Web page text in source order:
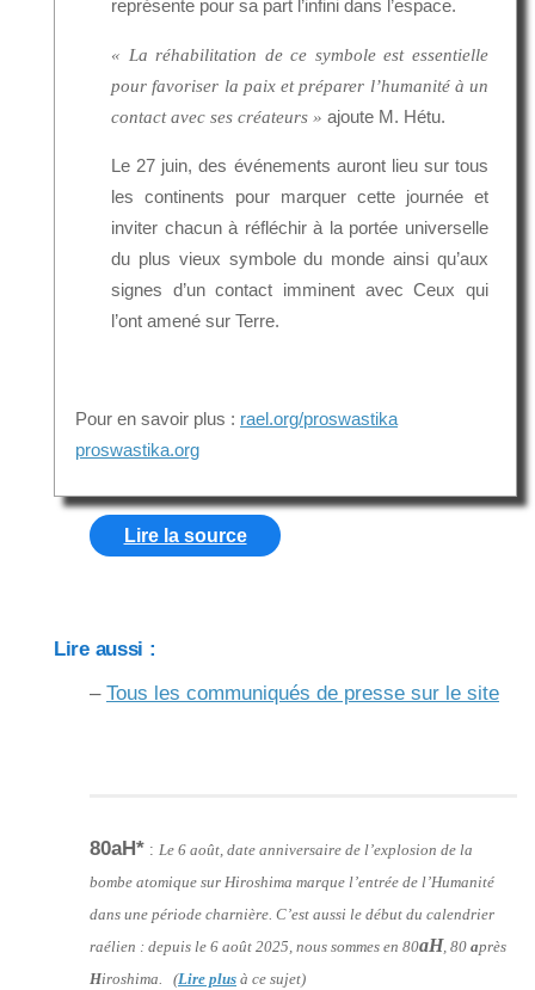
représente pour sa part l’infini dans l’espace.
« La réhabilitation de ce symbole est essentielle
pour favoriser la paix et préparer l’humanité à un
contact avec ses créateurs » ajoute M. Hétu.
Le 27 juin, des événements auront lieu sur tous
les continents pour marquer cette journée et
inviter chacun à réfléchir à la portée universelle
du plus vieux symbole du monde ainsi qu’aux
signes d’un contact imminent avec Ceux qui
l’ont amené sur Terre.
Pour en savoir plus : rael.org/proswastika
proswastika.org
Lire la source
Lire aussi :
– Tous les communiqués de presse sur le site
80aH* : Le 6 août, date anniversaire de l’explosion de la
bombe atomique sur Hiroshima marque l’entrée de l’Humanité
dans une période charnière. C’est aussi le début du calendrier
raélien : depuis le 6 août 2025, nous sommes en 80aH, 80 après
Hiroshima. (Lire plus à ce sujet)